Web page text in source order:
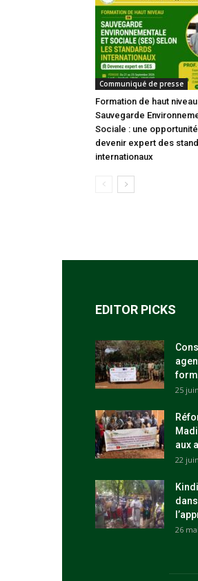
Communiqué de presse
Formation de haut
Sauvegarde
Sociale : une
devenir expert des
internationaux
EDITOR PICKS
25
aux
22
26